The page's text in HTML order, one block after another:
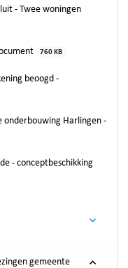
- Twee woningen
760 KB
beoogd -
onderbouwing Harlingen -
- conceptbeschikking
gemeente